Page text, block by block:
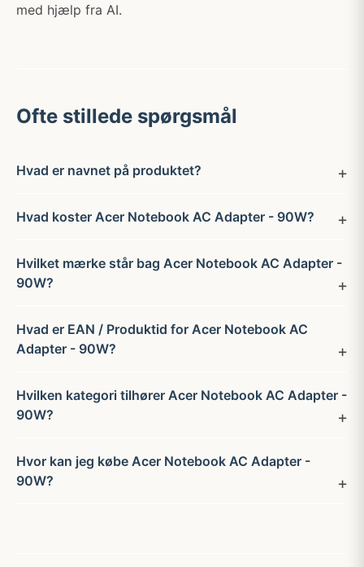
med hjælp fra AI.
Ofte stillede spørgsmål
Hvad er navnet på produktet?
Hvad koster Acer Notebook AC Adapter - 90W?
Hvilket mærke står bag Acer Notebook AC Adapter -
90W?
Hvad er EAN / Produktid for Acer Notebook AC
Adapter - 90W?
Hvilken kategori tilhører Acer Notebook AC Adapter -
90W?
Hvor kan jeg købe Acer Notebook AC Adapter -
90W?